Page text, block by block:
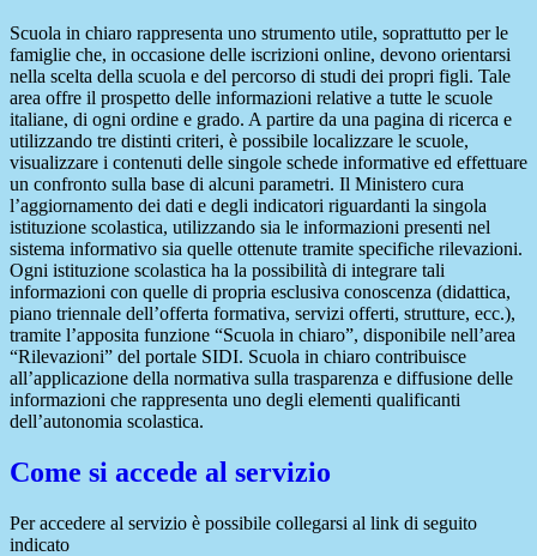
Scuola in chiaro rappresenta uno strumento utile, soprattutto per le
famiglie che, in occasione delle iscrizioni online, devono orientarsi
nella scelta della scuola e del percorso di studi dei propri figli. Tale
area offre il prospetto delle informazioni relative a tutte le scuole
italiane, di ogni ordine e grado. A partire da una pagina di ricerca e
utilizzando tre distinti criteri, è possibile localizzare le scuole,
visualizzare i contenuti delle singole schede informative ed effettuare
un confronto sulla base di alcuni parametri. Il Ministero cura
l’aggiornamento dei dati e degli indicatori riguardanti la singola
istituzione scolastica, utilizzando sia le informazioni presenti nel
sistema informativo sia quelle ottenute tramite specifiche rilevazioni.
Ogni istituzione scolastica ha la possibilità di integrare tali
informazioni con quelle di propria esclusiva conoscenza (didattica,
piano triennale dell’offerta formativa, servizi offerti, strutture, ecc.),
tramite l’apposita funzione “Scuola in chiaro”, disponibile nell’area
“Rilevazioni” del portale SIDI. Scuola in chiaro contribuisce
all’applicazione della normativa sulla trasparenza e diffusione delle
informazioni che rappresenta uno degli elementi qualificanti
dell’autonomia scolastica.
Come si accede al servizio
Per accedere al servizio è possibile collegarsi al link di seguito
indicato